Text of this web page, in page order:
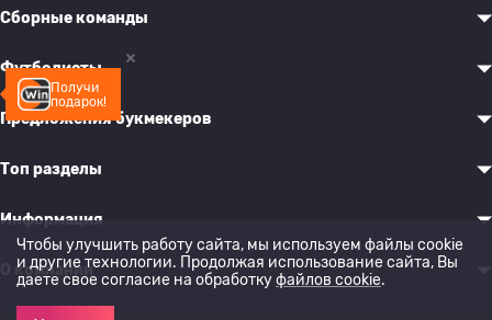
Получи
подарок!
Сборные команды
Футболисты
Предложения букмекеров
Топ разделы
Информация
О компании
Чтобы улучшить работу сайта, мы используем файлы cookie
и другие технологии. Продолжая использование сайта, Вы
даете свое согласие на обработкуфайлов cookie.